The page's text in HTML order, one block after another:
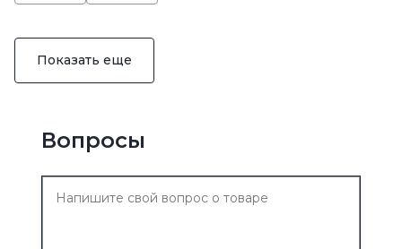
Показать еще
Вопросы